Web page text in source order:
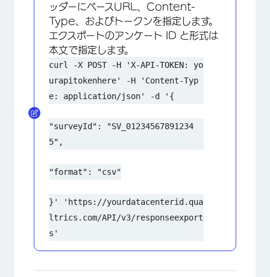
ッダーにベースURL、Content-
Type、およびトークンを指定します。
エクスポートのアンケート ID と形式は
本文で指定します。
curl -X POST -H 'X-API-TOKEN: yo
urapitokenhere' -H 'Content-Typ
e: application/json' -d '{
"surveyId": "SV_01234567891234
5",
"format": "csv"
}' 'https://yourdatacenterid.qua
ltrics.com/API/v3/responseexport
s'